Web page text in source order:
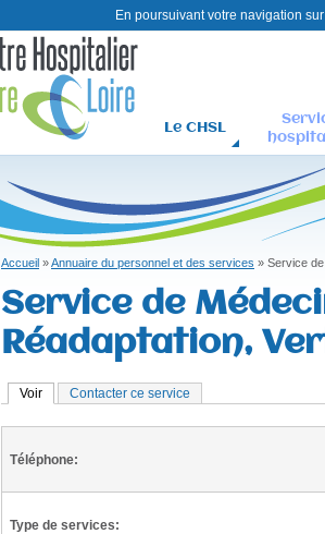
Le CHSL
êtes
ici
Accueil »Annuaire du personnel et des services » Service
Service de
Réadaptation,
Voir (onglet actif)
Contacter ce service
Téléphone:
Type de services:
En poursuivant votre navigation